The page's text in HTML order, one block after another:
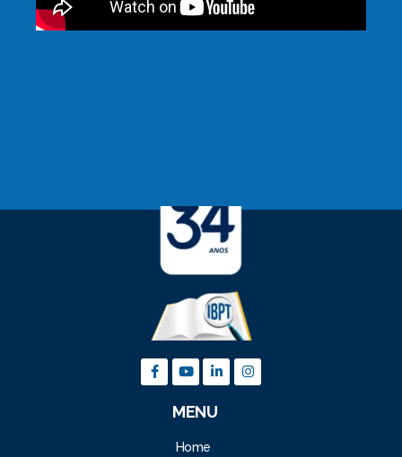
MENU
Home